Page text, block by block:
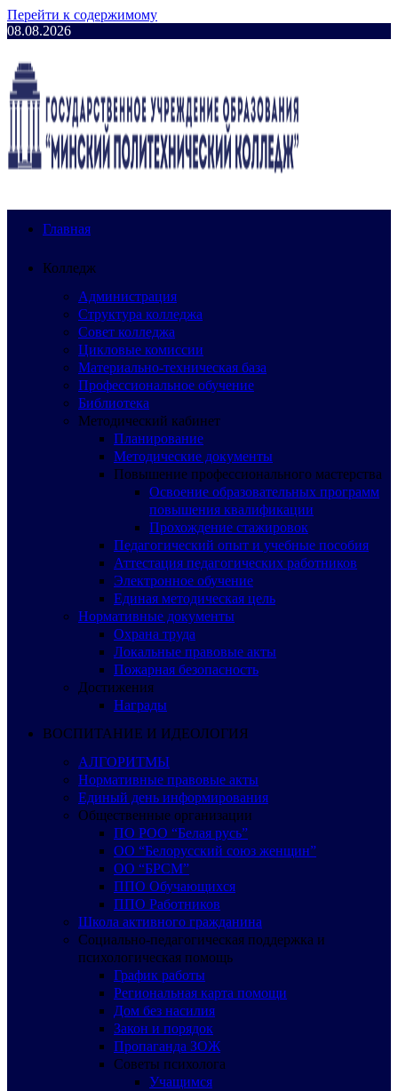
Перейти к содержимому
08.08.2026
Главная
Колледж
Администрация
Структура колледжа
Совет колледжа
Цикловые комиссии
Материально-техническая база
Профессиональное обучение
Библиотека
Методический кабинет
Планирование
Методические документы
Повышение профессионального мастерства
Освоение образовательных программ
повышения квалификации
Прохождение стажировок
Педагогический опыт и учебные пособия
Аттестация педагогических работников
Электронное обучение
Единая методическая цель
Нормативные документы
Охрана труда
Локальные правовые акты
Пожарная безопасность
Достижения
Награды
ВОСПИТАНИЕ И ИДЕОЛОГИЯ
АЛГОРИТМЫ
Нормативные правовые акты
Единый день информирования
Общественные организации
ПО РОО “Белая русь”
ОО “Белорусский союз женщин”
ОО “БРСМ”
ППО Обучающихся
ППО Работников
Школа активного гражданина
Социально-педагогическая поддержка и
психологическая помощь
График работы
Региональная карта помощи
Дом без насилия
Закон и порядок
Пропаганда ЗОЖ
Советы психолога
Учащимся